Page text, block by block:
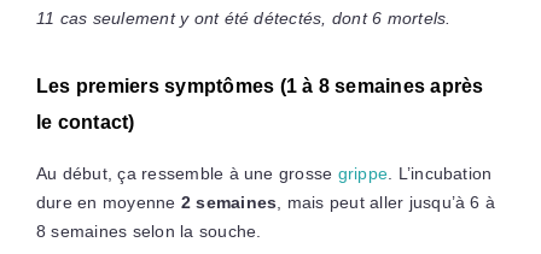
11 cas seulement y ont été détectés, dont 6 mortels.
Les premiers symptômes (1 à 8 semaines après
le contact)
Au début, ça ressemble à une grosse grippe . L’incubation
dure en moyenne 2 semaines , mais peut aller jusqu’à 6 à
8 semaines selon la souche.